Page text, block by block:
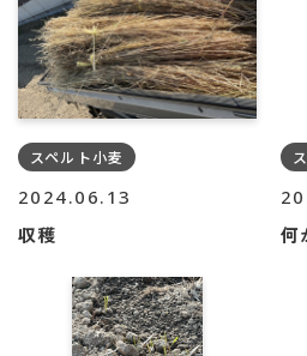
スペルト小麦
2024.06.13
収穫 何